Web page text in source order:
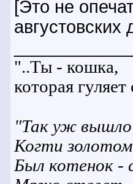
[Это не
августовских
"..Ты - кошка,
которая
"Так уж вышло
Когти
Был котенок -